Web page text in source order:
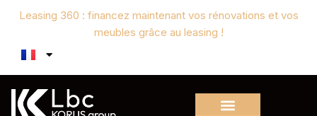
Leasing 360 : financez maintenant vos rénovations et vos
meubles grâce au leasing !